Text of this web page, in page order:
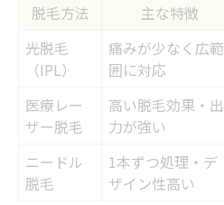
脱毛方法 主な特徴
光脱毛
（IPL）
痛みが少なく広範
囲に対応
医療レー
ザー脱毛
高い脱毛効果・出
力が強い
ニードル
脱毛
1本ずつ処理・デ
ザイン性高い